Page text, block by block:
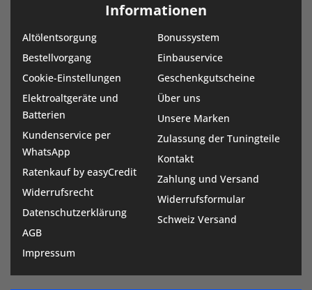
Informationen
Altölentsorgung
Bestellvorgang
Cookie-Einstellungen
Elektroaltgeräte und
Batterien
Kundenservice per
WhatsApp
Ratenkauf by easyCredit
Widerrufsrecht
Datenschutzerklärung
AGB
Impressum
Bonussystem
Einbauservice
Geschenkgutscheine
Über uns
Unsere Marken
Zulassung der Tuningteile
Kontakt
Zahlung und Versand
Widerrufsformular
Schweiz Versand